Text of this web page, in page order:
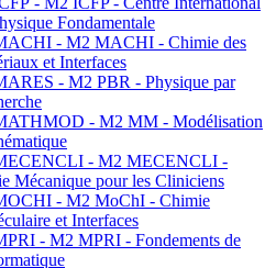
Fondamentale
- M2 MACHI - Chimie des
et Interfaces
- M2 PBR - Physique par
- M2 MM - Modélisation
- M2 MECENCLI -
Mécanique pour les Cliniciens
- M2 MoChI - Chimie
et Interfaces
- M2 MPRI - Fondements de